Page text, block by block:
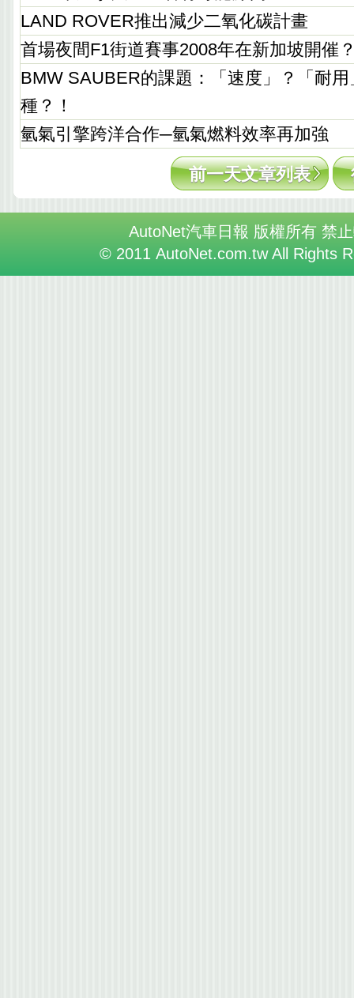
LAND ROVER推出減少二氧化碳計畫
首場夜間F1街道賽事2008年在新加坡開催
BMW SAUBER的課題：「速度」？「耐
種？！
氫氣引擎跨洋合作─氫氣燃料效率再加強
前一天文章列表
AutoNet汽車日報 版權所有 禁
© 2011 AutoNet.com.tw All Rights